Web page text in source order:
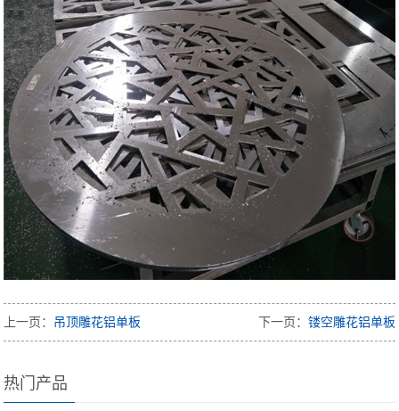
上一页： 吊顶雕花铝单板 下一页： 镂空雕花铝单板
热门产品